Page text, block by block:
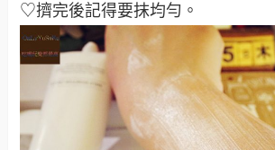
♡擠完後記得要抹均勻 。